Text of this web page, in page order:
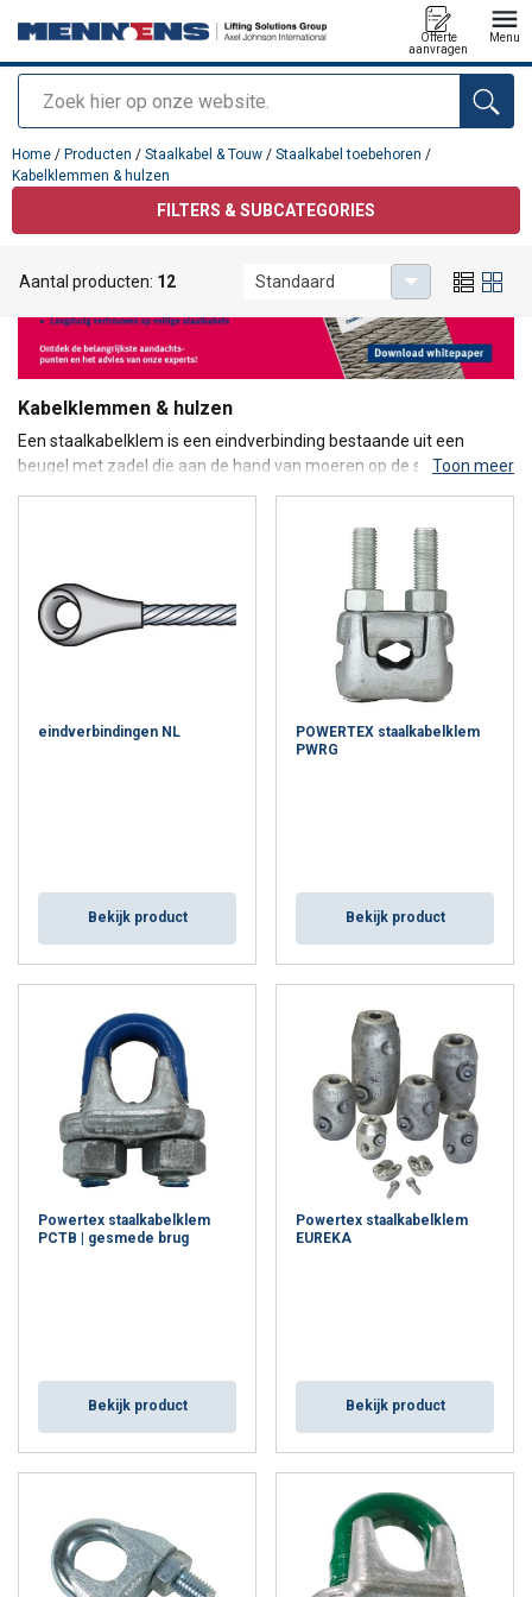
Zoeken
Offerte
aanvragen
Menu
toegevoegd aan uw offerte
Home / Producten / Staalkabel & Touw / Staalkabel toebehoren /
Kabelklemmen & hulzen
FILTERS & SUBCATEGORIES
Kabelklemmen & hulzen
Een staalkabelklem is een eindverbinding bestaande uit een
beugel met zadel die aan de hand van moeren op de staalkabel
het zadelgedeelte van de klem op het dragende, 'levende'
gedeelte van de kabel moet komen en dus niet op het niet-
dragende, 'dode' gedeelte.
Staalkabelklemmen worden gebruikt om een tijdelijke lus aan een
staalkabel te bevestigen. De meeste staalkabelklemmen die in
omloop zijn, zijn niet bruikbaar voor hijsdoeleinden. Gelukkig heeft
zijn voor hijsen. Het is dus belangrijk dat je het verschil kent en de
Toon meer
Aantal producten: 12 Standaard
eindverbindingen NL
Bekijk product
POWERTEX staalkabelklem
PWRG
Bekijk product
Powertex staalkabelklem
PCTB | gesmede brug
Bekijk product
Powertex staalkabelklem
EUREKA
Bekijk product